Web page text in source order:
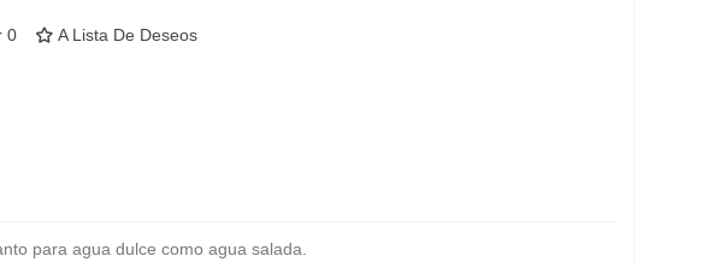
0 A Lista De Deseos
para agua dulce como agua salada.